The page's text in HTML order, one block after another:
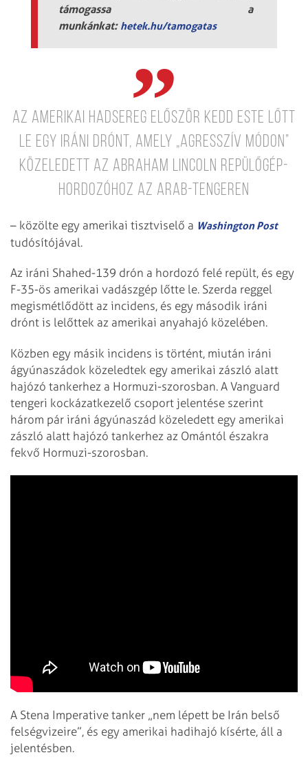
támogassa a
munkánkat: hetek.hu/tamogatas
Az amerikai hadsereg először kedd este lőtt
le egy iráni drónt, amely „agresszív módon”
közeledett az Abraham Lincoln repülőgép-
hordozóhoz az Arab-tengeren
– közölte egy amerikai tisztviselő a Washington Post
tudósítójával.
Az iráni Shahed-139 drón a hordozó felé repült, és egy
F-35-ös amerikai vadászgép lőtte le. Szerda reggel
megismétlődött az incidens, és egy második iráni
drónt is lelőttek az amerikai anyahajó közelében.
Közben egy másik incidens is történt, miután iráni
ágyúnaszádok közeledtek egy amerikai zászló alatt
hajózó tankerhez a Hormuzi-szorosban. A Vanguard
tengeri kockázatkezelő csoport jelentése szerint
három pár iráni ágyúnaszád közeledett egy amerikai
zászló alatt hajózó tankerhez az Omántól északra
fekvő Hormuzi-szorosban.
A Stena Imperative tanker „nem lépett be Irán belső
felségvizeire”, és egy amerikai hadihajó kísérte, áll a
jelentésben.